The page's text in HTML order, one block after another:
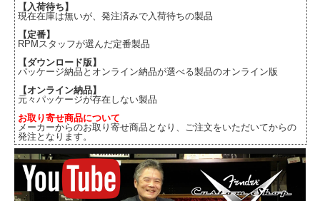
【入荷待ち】
現在在庫は無いが、発注済みで入荷待ちの製品
【定番】
RPMスタッフが選んだ定番製品
【ダウンロード版】
パッケージ納品とオンライン納品が選べる製品のオンライン版
【オンライン納品】
元々パッケージが存在しない製品
お取り寄せ商品について
メーカーからのお取り寄せ商品となり、ご注文をいただいてからの
発注となります。